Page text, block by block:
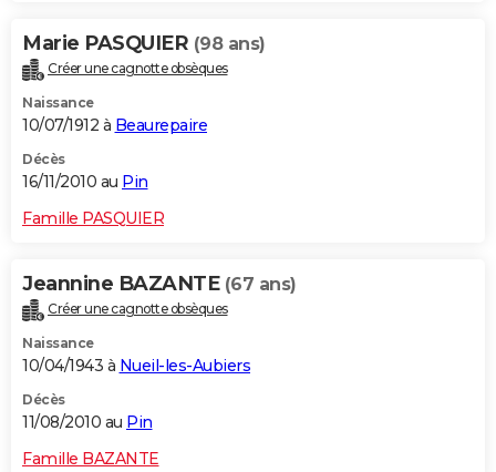
Marie PASQUIER (98 ans)
Créer une cagnotte obsèques
Naissance
10/07/1912 à Beaurepaire
Décès
16/11/2010 au Pin
Famille PASQUIER
Jeannine BAZANTE (67 ans)
Créer une cagnotte obsèques
Naissance
10/04/1943 à Nueil-les-Aubiers
Décès
11/08/2010 au Pin
Famille BAZANTE